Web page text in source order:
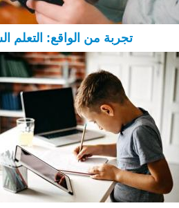
تجربة من الواقع: التعلم